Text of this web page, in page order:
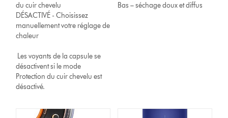
du cuir chevelu
DÉSACTIVÉ - Choisissez
manuellement votre réglage de
chaleur
Les voyants de la capsule se
désactivent si le mode
Protection du cuir chevelu est
désactivé.
Bas – séchage doux et diffus